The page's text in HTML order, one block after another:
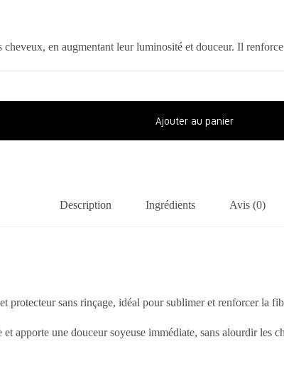
en augmentant leur luminosité et douceur. Il
Ajouter au panier
Description Ingrédients Avis (0)
protecteur sans rinçage, idéal pour sublimer et renforcer la
apporte une douceur soyeuse immédiate, sans alourdir les